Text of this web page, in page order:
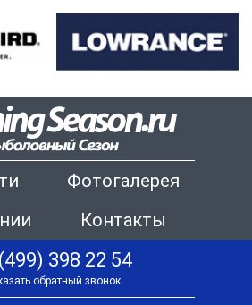
Фотогалерея
Контакты
398 22 54
обратный звонок